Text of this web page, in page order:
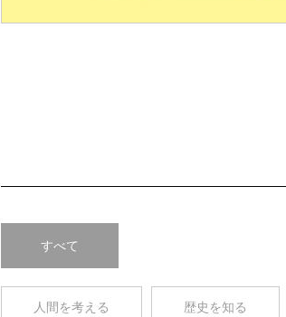
すべて
人間を考える 歴史を知る